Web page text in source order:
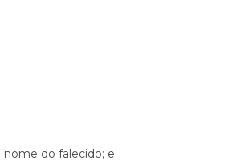
do falecido; e